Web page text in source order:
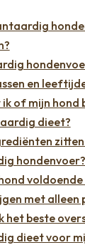
en
ik of mijn hond
dieet?
hondenvoer?
met alleen
het beste
dieet voor